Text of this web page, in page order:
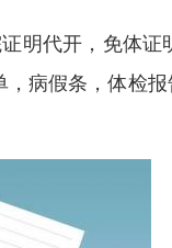
明代开，免体
病假条，体检